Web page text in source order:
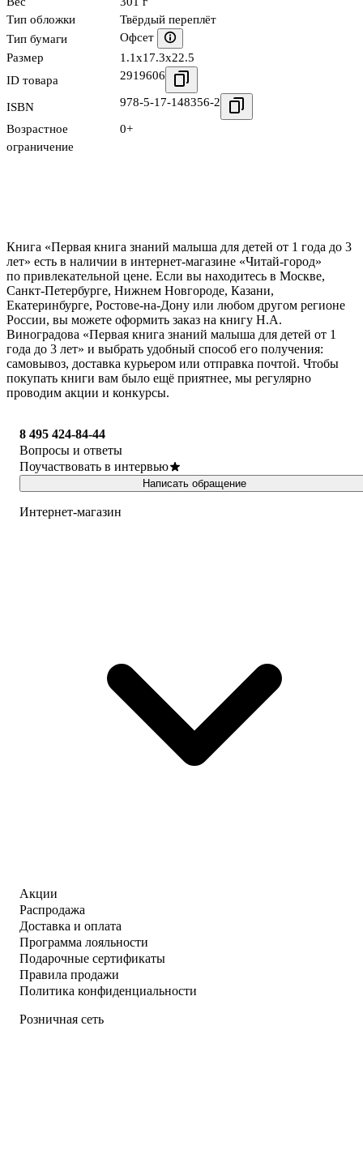
Тип обложки
Твёрдый переплёт
Тип бумаги
Офсет
Размер
1.1x17.3x22.5
ID товара
2919606
ISBN 978-5-17-148356-2
Возрастное
ограничение
0+
Книга «Первая книга знаний малыша для детей от 1 года до 3
лет» есть в наличии в интернет-магазине «Читай-город»
по привлекательной цене. Если вы находитесь в Москве,
Санкт-Петербурге, Нижнем Новгороде, Казани,
Екатеринбурге, Ростове-на-Дону или любом другом регионе
России, вы можете оформить заказ на книгу Н.А.
Виноградова «Первая книга знаний малыша для детей от 1
года до 3 лет» и выбрать удобный способ его получения:
самовывоз, доставка курьером или отправка почтой. Чтобы
покупать книги вам было ещё приятнее, мы регулярно
проводим акции и конкурсы.
8 495 424-84-44
Вопросы и ответы
Поучаствовать в интервью
Написать обращение
Интернет-магазин
Акции
Распродажа
Доставка и оплата
Программа лояльности
Подарочные сертификаты
Правила продажи
Политика конфиденциальности
Розничная сеть